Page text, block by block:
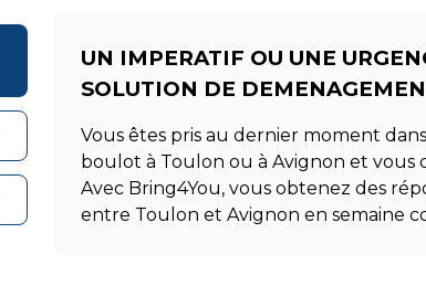
UN IMPERATIF OU UNE
SOLUTION DE
Vous êtes pris au dernier moment
boulot à Toulon ou à Avignon et vous
Avec Bring4You, vous obtenez des
entre Toulon et Avignon en semaine